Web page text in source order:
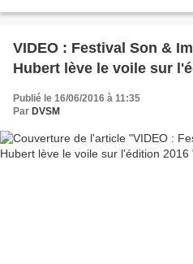
VIDEO : Festival Son &
Hubert lève le voile sur
Publié le 16/06/2016 à 11:35
Par DVSM